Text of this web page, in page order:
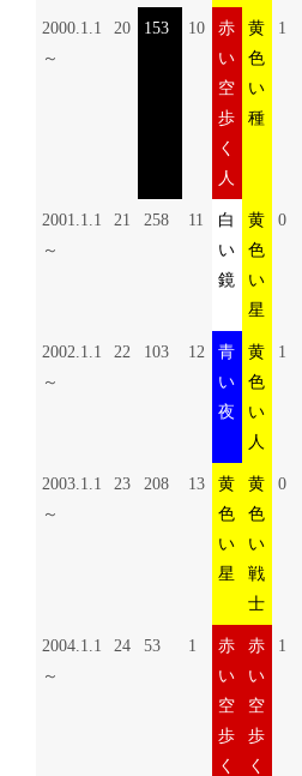
2000.1.1
～
20 153 10
赤
い
空
歩
く
人
黄
色
い
種
1
2001.1.1
～
21 258 11
白
い
鏡
黄
色
い
星
0
2002.1.1
～
22 103 12
青
い
夜
黄
色
い
人
1
2003.1.1
～
23 208 13
黄
色
い
星
黄
色
い
戦
士
0
2004.1.1
～
24 53 1
赤
い
空
歩
く
赤
い
空
歩
く
1